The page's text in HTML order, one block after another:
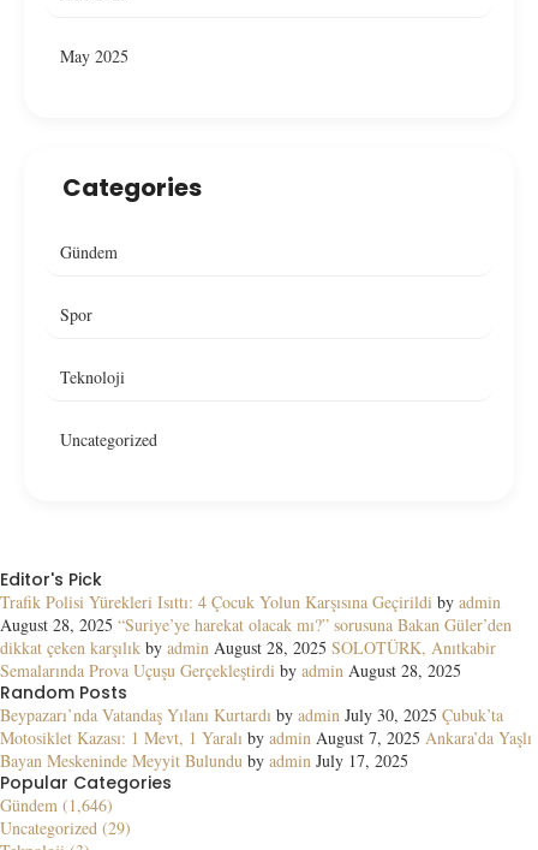
May 2025
Categories
Gündem
Spor
Teknoloji
Uncategorized
Editor's Pick
Trafik Polisi Yürekleri Isıttı: 4 Çocuk Yolun Karşısına Geçirildi by admin
August 28, 2025 “Suriye’ye harekat olacak mı?” sorusuna Bakan Güler’den
dikkat çeken karşılık by admin August 28, 2025 SOLOTÜRK, Anıtkabir
Semalarında Prova Uçuşu Gerçekleştirdi by admin August 28, 2025
Random Posts
Beypazarı’nda Vatandaş Yılanı Kurtardı by admin July 30, 2025 Çubuk’ta
Motosiklet Kazası: 1 Mevt, 1 Yaralı by admin August 7, 2025 Ankara’da Yaşlı
Bayan Meskeninde Meyyit Bulundu by admin July 17, 2025
Popular Categories
Gündem (1,646)
Uncategorized (29)